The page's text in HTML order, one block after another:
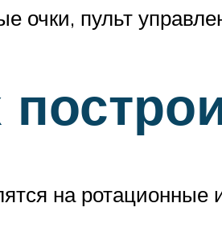
очки, пульт
на ротационные